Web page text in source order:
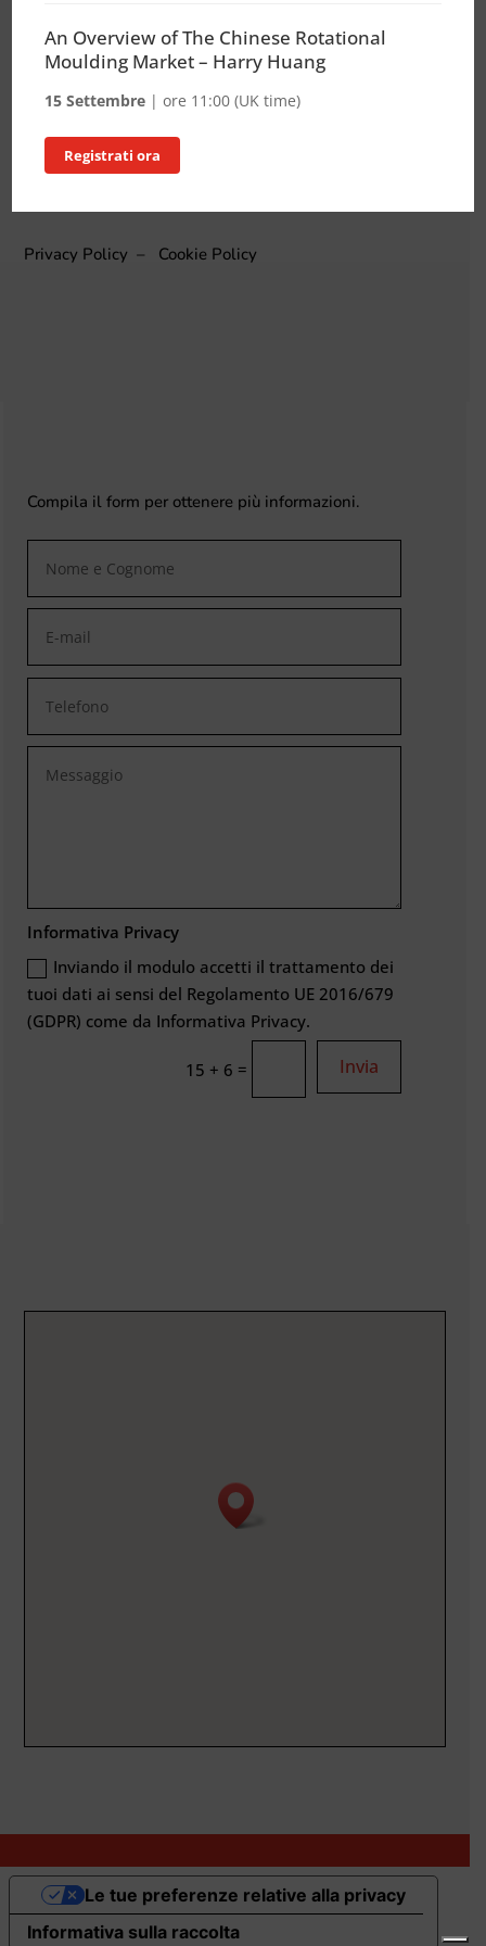
+39 348 7652560
info@it-ro.it
INTERNET
Privacy Policy – Cookie Policy
Compila il form per ottenere più informazioni.
Informativa Privacy
Inviando il modulo accetti il trattamento dei
tuoi dati ai sensi del Regolamento UE 2016/679
(GDPR) come da Informativa Privacy.
15 + 6 = Invia
An Overview of The Chinese Rotational
Moulding Market – Harry Huang
15 Settembre | ore 11:00 (UK time)
Registrati ora
Informativa sulla raccolta
Le tue preferenze relative alla privacy